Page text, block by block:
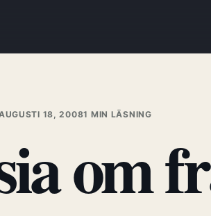
18, 20081 MIN LÄSNING
om